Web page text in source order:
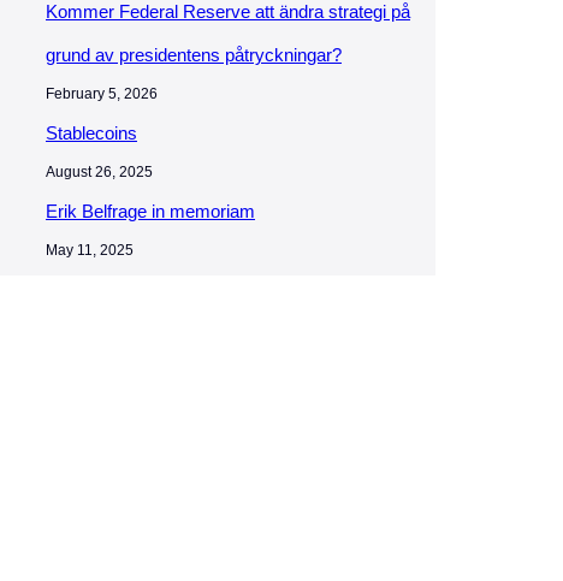
Kommer Federal Reserve att ändra strategi på
grund av presidentens påtryckningar?
February 5, 2026
Stablecoins
August 26, 2025
Erik Belfrage in memoriam
May 11, 2025